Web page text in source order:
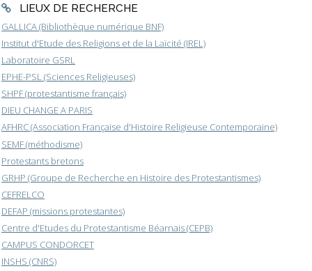
LIEUX DE RECHERCHE
GALLICA (Bibliothèque numérique BNF)
Institut d'Etude des Religions et de la Laïcité (IREL)
Laboratoire GSRL
EPHE-PSL (Sciences Religieuses)
SHPF (protestantisme français)
DIEU CHANGE A PARIS
AFHRC (Association Française d'Histoire Religieuse Contemporaine)
SEMF (méthodisme)
Protestants bretons
GRHP (Groupe de Recherche en Histoire des Protestantismes)
CEFRELCO
DEFAP (missions protestantes)
Centre d'Etudes du Protestantisme Béarnais (CEPB)
CAMPUS CONDORCET
INSHS (CNRS)